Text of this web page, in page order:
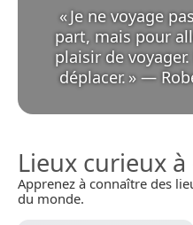
«Je ne voyage
part, mais pour
plaisir de voyager.
déplacer. » —
Lieux curieux
Apprenez à connaître des
du monde.